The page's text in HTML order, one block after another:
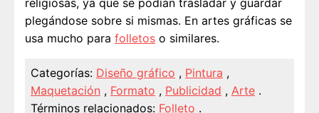
plegándose sobre si mismas. En artes gráficas se
usa mucho para folletos o similares.
Categorías: Diseño gráfico , Pintura ,
Maquetación , Formato , Publicidad , Arte .
Términos relacionados: Folleto .